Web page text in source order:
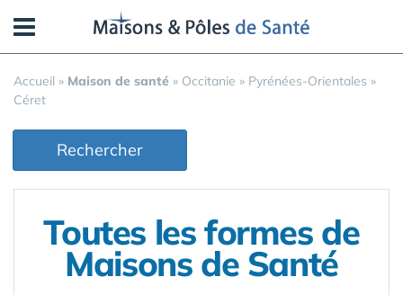
Accueil » Maison de santé » Occitanie » Pyrénées-Orientales »
Céret
Rechercher
Toutes les formes de
Maisons de Santé
Panneau de gestion des cookies